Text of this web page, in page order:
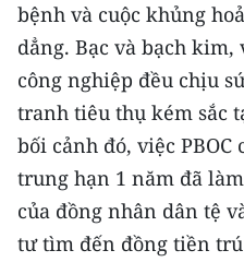
bệnh và cuộc khủng
dẳng. Bạc và bạch
công nghiệp đều chịu
tranh tiêu thụ kém sắc
bối cảnh đó, việc
trung hạn 1 năm đã
của đồng nhân dân tệ
tư tìm đến đồng tiền